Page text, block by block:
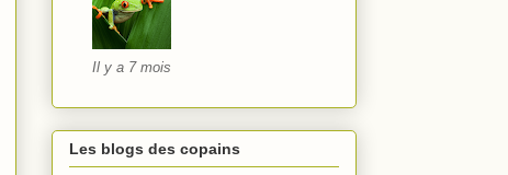
Il y a 7 mois
Les blogs des copains